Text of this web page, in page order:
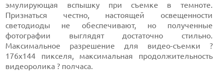
эмулирующая вспышку при съемке в темноте.
Признаться честно, настоящей освещенности
светодиоды не обеспечивают, но полученные
фотографии выглядят достаточно стильно.
Максимальное разрешение для видео-съемки ?
176х144 пикселя, максимальная продолжительность
видеоролика ? полчаса.